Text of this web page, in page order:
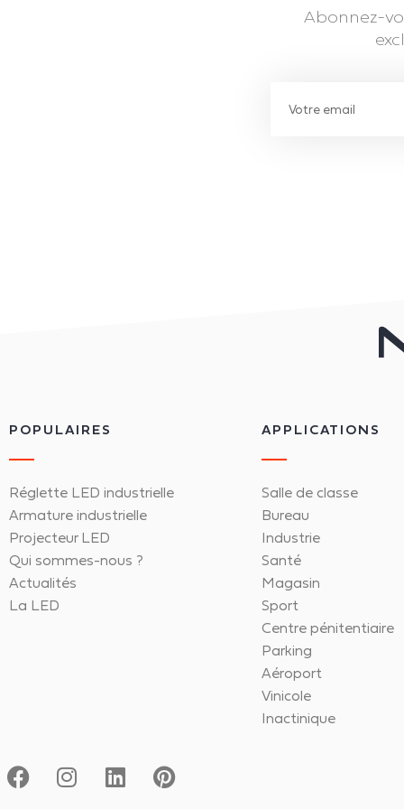
Abonnez-
POPULAIRES
Réglette LED industrielle
Armature industrielle
Projecteur LED
Qui sommes-nous ?
Actualités
La LED
APPLICATIONS
Salle de classe
Bureau
Industrie
Santé
Magasin
Sport
Centre pénitentiaire
Parking
Aéroport
Vinicole
Inactinique